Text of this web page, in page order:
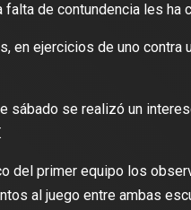
de contundencia les ha
en ejercicios de uno contra
sábado se realizó un
del primer equipo los
al juego entre ambas